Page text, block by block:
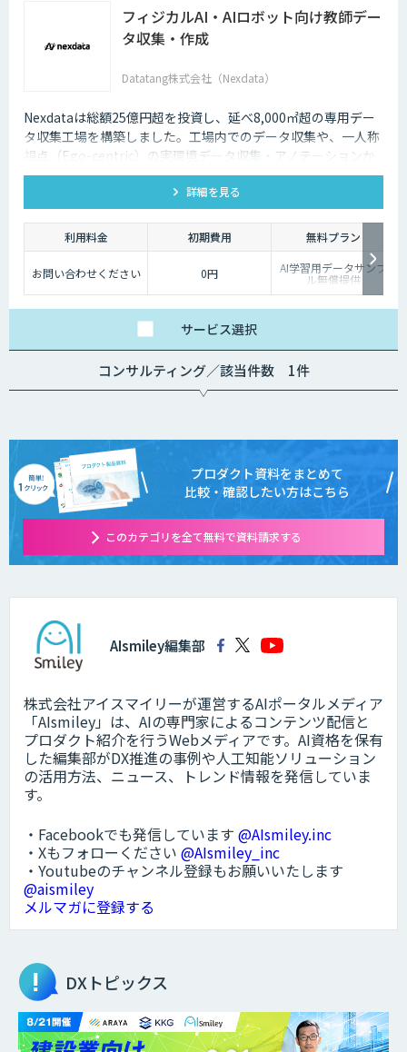
フィジカルAI・AIロボット向け教師デー
タ収集・作成
Datatang株式会社（Nexdata）
Nexdataは総額25億円超を投資し、延べ8,000㎡超の専用デー
タ収集工場を構築しました。工場内でのデータ収集や、一人称
視点（Ego-centric）の実環境データ収集・アノテーションか
ら、環境認識・意思決定・動作制御に対応した既製データセッ
トまで、フィジカルAI開発を加速させる包括的なデータソリュ
ーションを提供いたします。
詳細を見る
利用料金 初期費用 無料プラン
お問い合わせください 0円 AI学習用データサンプ
ル無償提供
サービス選択
コンサルティング／該当件数 1件
プロダクト資料をまとめて
比較・確認したい方はこちら
このカテゴリを全て無料で資料請求する
AIsmiley編集部
株式会社アイスマイリーが運営するAIポータルメディア
「AIsmiley」は、AIの専門家によるコンテンツ配信と
プロダクト紹介を行うWebメディアです。AI資格を保有
した編集部がDX推進の事例や人工知能ソリューション
の活用方法、ニュース、トレンド情報を発信していま
す。
・Facebookでも発信しています @AIsmiley.inc
・Xもフォローください @AIsmiley_inc
・Youtubeのチャンネル登録もお願いいたします
@aismiley
メルマガに登録する
DXトピックス